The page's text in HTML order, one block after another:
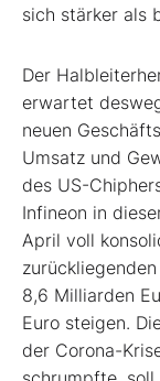
sich stärker als
Der
erwartet
neuen
Umsatz und
des US-
Infineon in
April voll
8,6 Milliarden
Euro steigen.
der Corona-